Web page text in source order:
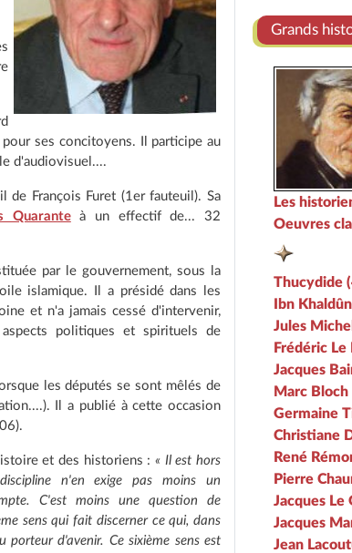
pour ses concitoyens. Il participe au
d'audiovisuel....
de François Furet (1er fauteuil). Sa
Quaranteà un effectif de... 32
par le gouvernement, sous la
islamique. Il a présidé dans les
et n'a jamais cessé d'intervenir,
politiques et spirituels de
les députés se sont mêlés de
Il a publié à cette occasion
et des historiens :« Il est hors
n'en exige pas moins un
C'est moins une question de
sens qui fait discerner ce qui, dans
d'avenir. Ce sixième sens est
Grands
Les
Oeuvres
Thucydide
Ibn
Jules
Frédéric
Jacques
Marc
Germaine
Christiane
René
Pierre
Jacques Le
Jacques
Jean